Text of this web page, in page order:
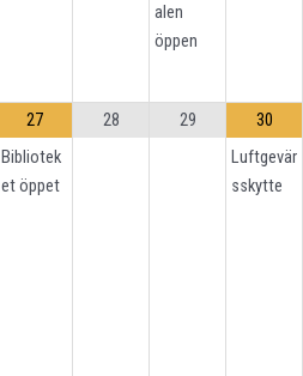
alen
öppen
27
Bibliotek
et öppet
28 29
30
Luftgevär
sskytte